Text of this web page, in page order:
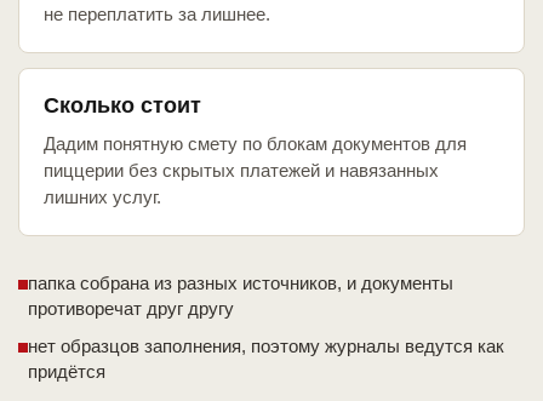
не переплатить за лишнее.
Сколько стоит
Дадим понятную смету по блокам документов для
пиццерии без скрытых платежей и навязанных
лишних услуг.
папка собрана из разных источников, и документы
противоречат друг другу
нет образцов заполнения, поэтому журналы ведутся как
придётся